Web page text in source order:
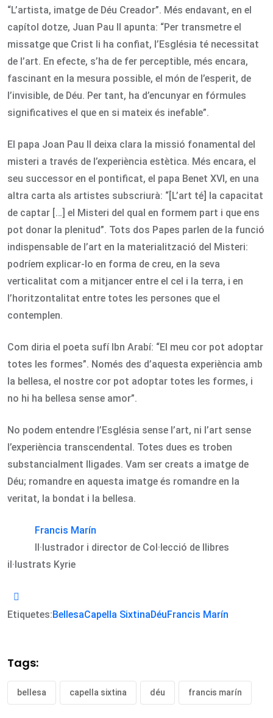
“L’artista, imatge de Déu Creador”. Més endavant, en el
capítol dotze, Juan Pau II apunta: “Per transmetre el
missatge que Crist li ha confiat, l’Església té necessitat
de l’art. En efecte, s’ha de fer perceptible, més encara,
fascinant en la mesura possible, el món de l’esperit, de
l’invisible, de Déu. Per tant, ha d’encunyar en fórmules
significatives el que en si mateix és inefable”.
El papa Joan Pau II deixa clara la missió fonamental del
misteri a través de l’experiència estètica. Més encara, el
seu successor en el pontificat, el papa Benet XVI, en una
altra carta als artistes subscriurà: “[L’art té] la capacitat
de captar […] el Misteri del qual en formem part i que ens
pot donar la plenitud”. Tots dos Papes parlen de la funció
indispensable de l’art en la materialització del Misteri:
podríem explicar-lo en forma de creu, en la seva
verticalitat com a mitjancer entre el cel i la terra, i en
l’horitzontalitat entre totes les persones que el
contemplen.
Com diria el poeta sufí Ibn Arabí: “El meu cor pot adoptar
totes les formes”. Només des d’aquesta experiència amb
la bellesa, el nostre cor pot adoptar totes les formes, i
no hi ha bellesa sense amor”.
No podem entendre l’Església sense l’art, ni l’art sense
l’experiència transcendental. Totes dues es troben
substancialment lligades. Vam ser creats a imatge de
Déu; romandre en aquesta imatge és romandre en la
veritat, la bondat i la bellesa.
Francis Marín
Il·lustrador i director de Col·lecció de llibres
il·lustrats Kyrie
Etiquetes:BellesaCapella SixtinaDéuFrancis Marín
Tags:
bellesa capella sixtina déu francis marín